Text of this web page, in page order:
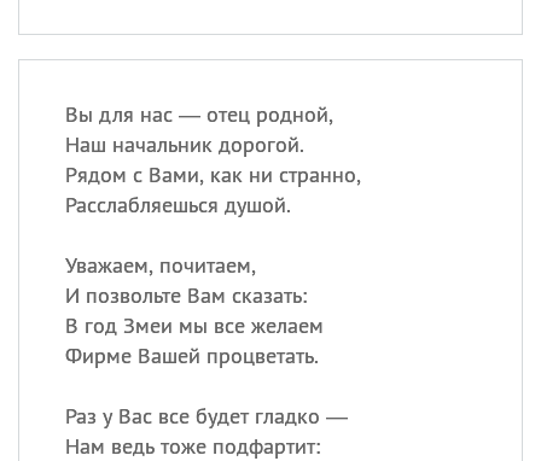
Вы для нас — отец родной,
Наш начальник дорогой.
Рядом с Вами, как ни странно,
Расслабляешься душой.
Уважаем, почитаем,
И позвольте Вам сказать:
В год Змеи мы все желаем
Фирме Вашей процветать.
Раз у Вас все будет гладко —
Нам ведь тоже подфартит: